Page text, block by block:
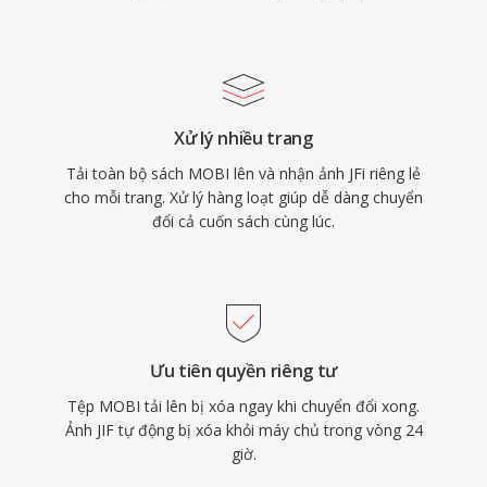
Xử lý nhiều trang
Tải toàn bộ sách MOBI lên và nhận ảnh JFi riêng lẻ
cho mỗi trang. Xử lý hàng loạt giúp dễ dàng chuyển
đổi cả cuốn sách cùng lúc.
Ưu tiên quyền riêng tư
Tệp MOBI tải lên bị xóa ngay khi chuyển đổi xong.
Ảnh JIF tự động bị xóa khỏi máy chủ trong vòng 24
giờ.